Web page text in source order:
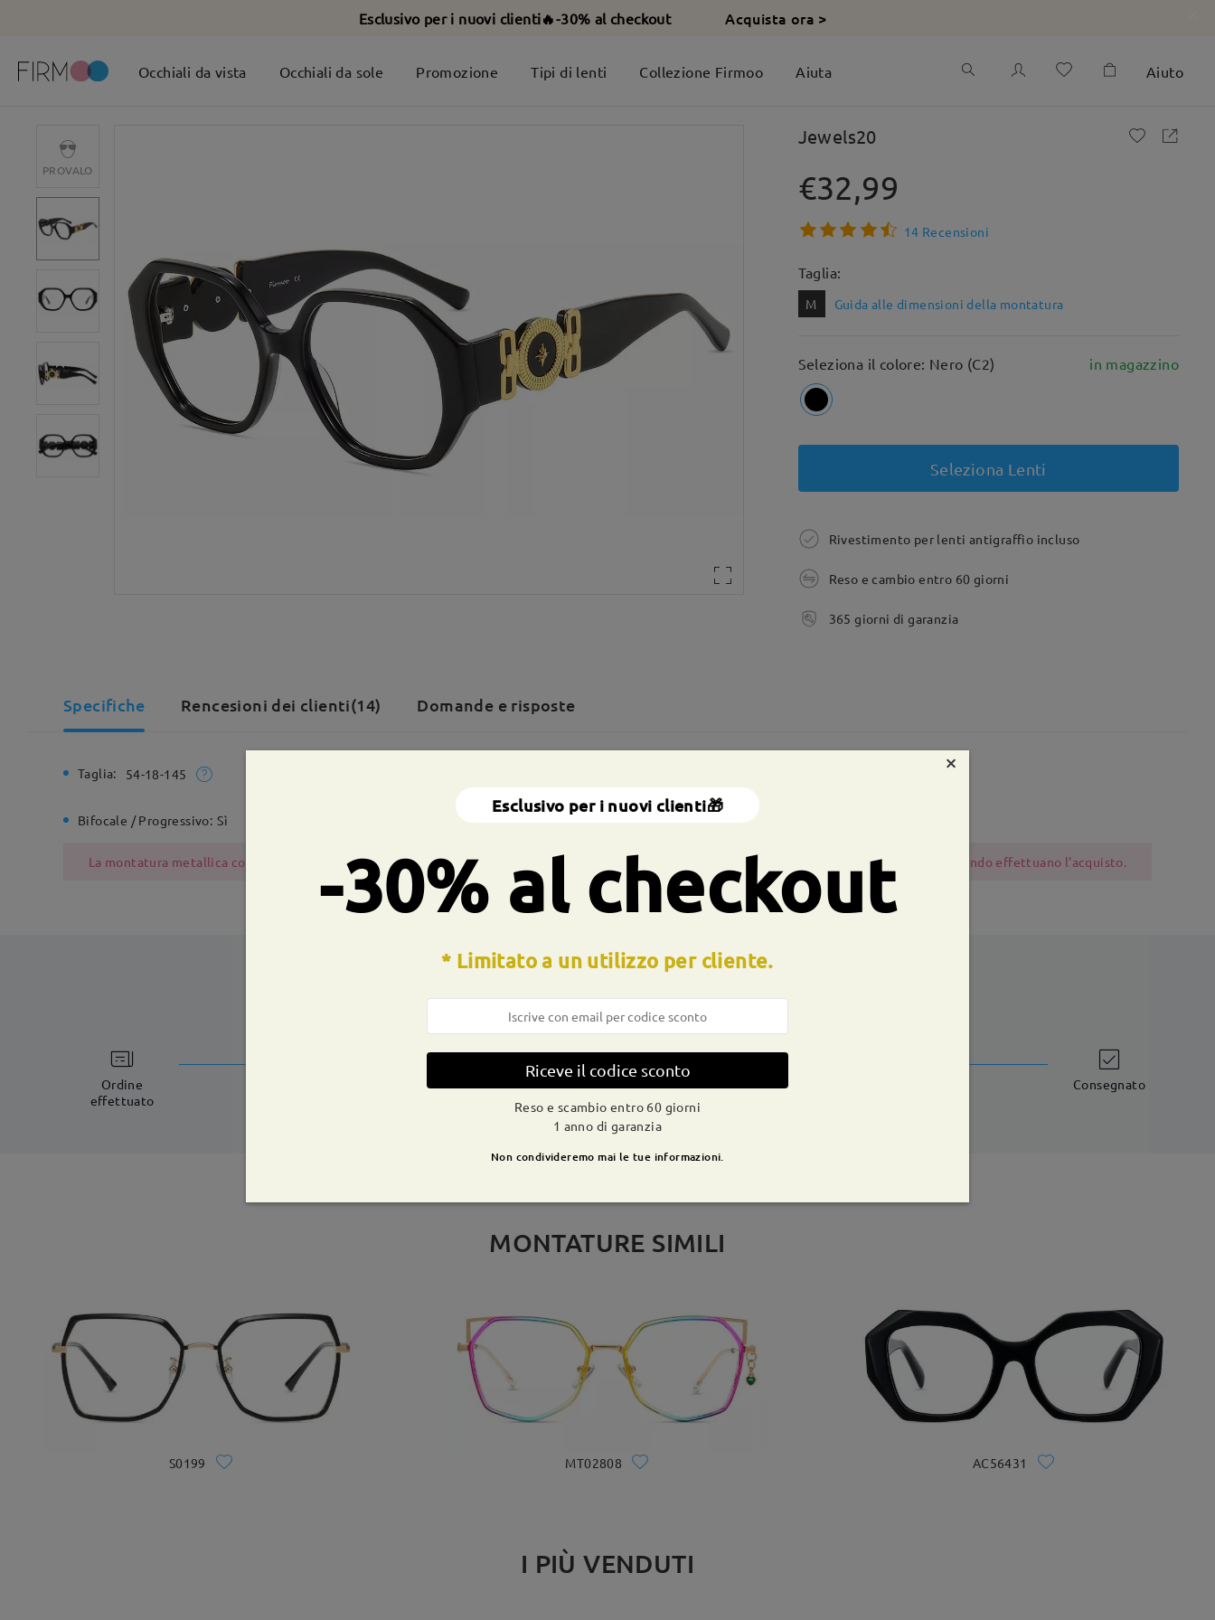
Esclusivo per i nuovi clienti🔥-30% al checkout Acquista ora >
Occhiali da vista Occhiali da sole Promozione Tipi di lenti Collezione Firmoo Aiuta Aiuto
PROVALO
Jewels20
€32,99
14 Recensioni
Taglia:
M Guida alle dimensioni della montatura
Seleziona il colore: Nero (C2) in magazzino
Seleziona Lenti
Rivestimento per lenti antigraffio incluso
Reso e cambio entro 60 giorni
365 giorni di garanzia
Specifiche Rencesioni dei clienti(14) Domande e risposte
Taglia: 54-18-145 44g
Bifocale / Progressivo: Sì No Materiale: Acetato ,Metallo
La montatura metallica contiene nichel a causa del processo di produzione. I clienti con la storia dell'allergia al nichel dovrebbero essere cauti quando effettuano l'acquisto.
CONSEGNA
Ordine
effettuato
tempi di spedizione
Consegnato
MONTATURE SIMILI
S0199 MT02808 AC56431
I PIÙ VENDUTI
×
Esclusivo per i nuovi clienti🎁
-30% al checkout
* Limitato a un utilizzo per cliente.
Riceve il codice sconto
Reso e scambio entro 60 giorni
1 anno di garanzia
Non condivideremo mai le tue informazioni.